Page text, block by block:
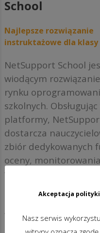
School
Najlepsze rozwiązanie
instruktażowe dla klasy
NetSupport School
wiodącym
rynku
szkolnych.
platformy,
dostarcza
zbiór dedykowanych
oceny,
współpracy i kontroli,
pełnego
wyposażenia ICT.
Akceptacja
Nasz serwis